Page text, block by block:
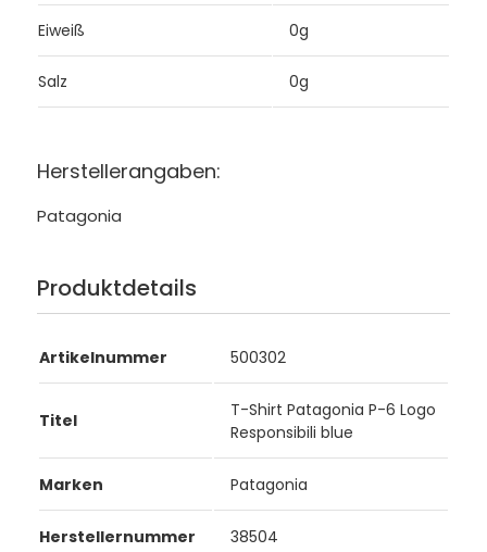
Eiweiß 0g
Salz 0g
Herstellerangaben:
Patagonia
Produktdetails
Artikelnummer 500302
Titel
T-Shirt Patagonia P-6 Logo
Responsibili blue
Marken Patagonia
Herstellernummer 38504